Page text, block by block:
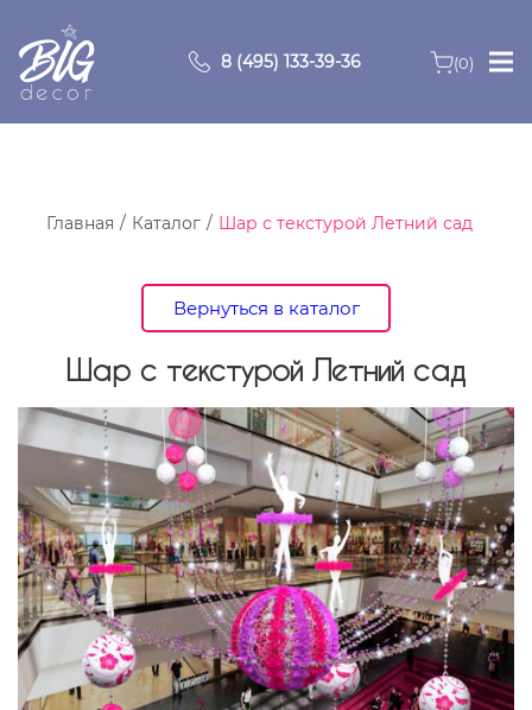
8 (495) 133-39-36 (0)
Главная
Видео
Портфолио
Контакты
Главная Каталог Шар с текстурой Летний сад
Вернуться в каталог
Шар с текстурой Летний сад